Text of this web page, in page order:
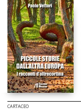
CARTACEO